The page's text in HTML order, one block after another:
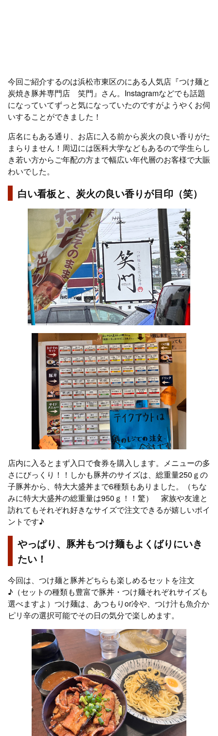
今回ご紹介するのは浜松市東区のにある人気店『つけ麺と
炭焼き豚丼専門店 笑門』さん。Instagramなどでも話題
になっていてずっと気になっていたのですがようやくお伺
いすることができました！
店名にもある通り、お店に入る前から炭火の良い香りがた
まらりません！周辺には医科大学などもあるので学生らし
き若い方からご年配の方まで幅広い年代層のお客様で大賑
わいでした。
白い看板と、炭火の良い香りが目印（笑）
店内に入るとまず入口で食券を購入します。メニューの多
さにびっくり！！しかも豚丼のサイズは、総重量250ｇの
子豚丼から、特大大盛丼まで6種類もありました。（ちな
みに特大大盛丼の総重量は950ｇ！！驚） 家族や友達と
訪れてもそれぞれ好きなサイズで注文できるが嬉しいポイ
ントです♪
やっぱり、豚丼もつけ麺もよくばりにいき
たい！
今回は、つけ麺と豚丼どちらも楽しめるセットを注文
♪（セットの種類も豊富で豚丼・つけ麺それぞれサイズも
選べますよ）つけ麺は、あつもりor冷や、つけ汁も魚介か
ピリ辛の選択可能でその日の気分で楽しめます。